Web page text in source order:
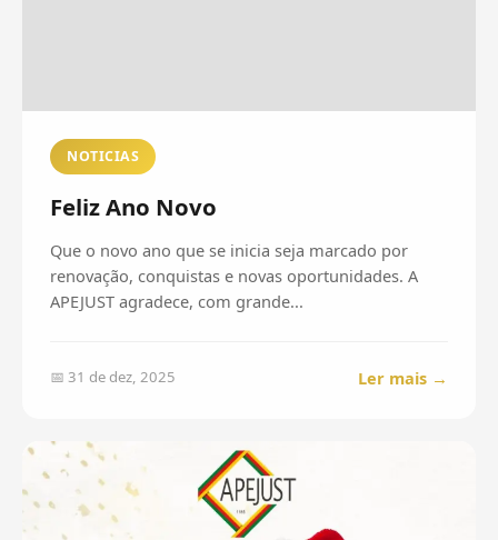
NOTICIAS
Feliz Ano Novo
Que o novo ano que se inicia seja marcado por
renovação, conquistas e novas oportunidades. A
APEJUST agradece, com grande...
📅 31 de dez, 2025 Ler mais →